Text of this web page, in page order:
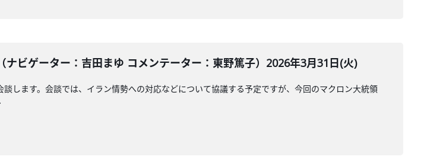
ナビゲーター：吉田まゆ コメンテーター：東野篤子）2026年3月31日(火)
します。会談では、イラン情勢への対応などについて協議する予定ですが、今回のマクロン大統領